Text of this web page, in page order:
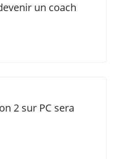
un coach
2 sur PC sera